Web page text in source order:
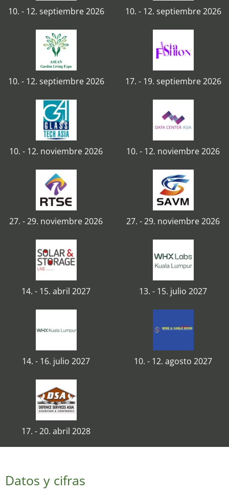
10. - 12. septiembre 2026 10. - 12. septiembre 2026
10. - 12. septiembre 2026 17. - 19. septiembre 2026
10. - 12. noviembre 2026 10. - 12. noviembre 2026
27. - 29. noviembre 2026 27. - 29. noviembre 2026
14. - 15. abril 2027 13. - 15. julio 2027
14. - 16. julio 2027 10. - 12. agosto 2027
17. - 20. abril 2028
Datos y cifras